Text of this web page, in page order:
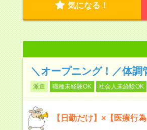
気になる！
＼オープニング！／体
派遣 職種未経験OK 社会人未経験OK
【日勤だけ】×【医療行